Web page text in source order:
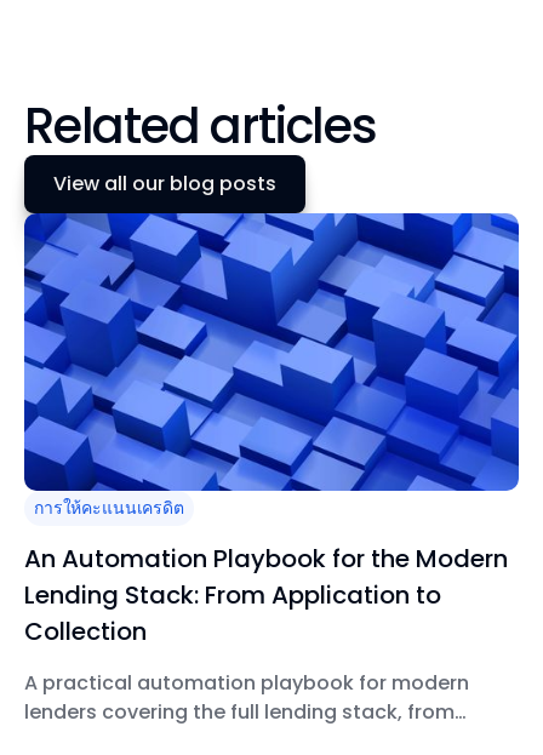
Related articles
View all our blog posts
การให้คะแนนเครดิต
An Automation Playbook for the Modern
Lending Stack: From Application to
Collection
A practical automation playbook for modern
lenders covering the full lending stack, from